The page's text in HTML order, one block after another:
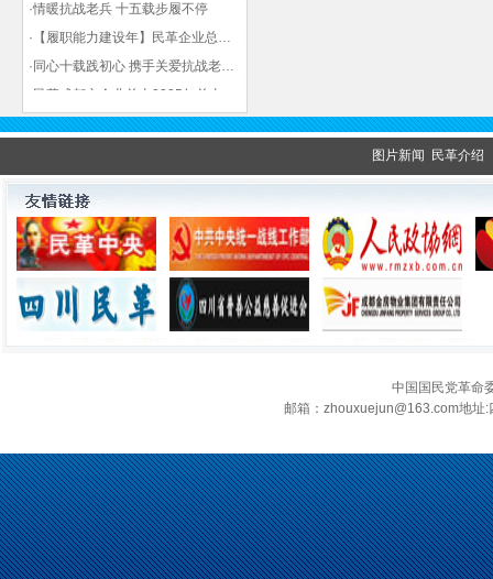
·情暖抗战老兵 十五载步履不停
·【履职能力建设年】民革企业总支部联合多地民革基层组织发起“夏日送清凉”活动 致敬“乡镇美容师”
·同心十载践初心 携手关爱抗战老兵——民革企业总支部 十年帮扶抗战老兵工作纪实
·观展归来|丹青绘初心 共赴新征程——企业总支党员沉浸式感受书画展的精神力量
图片新闻 民革介绍
中国国民党革命
邮箱：zhouxuejun@163.com地址